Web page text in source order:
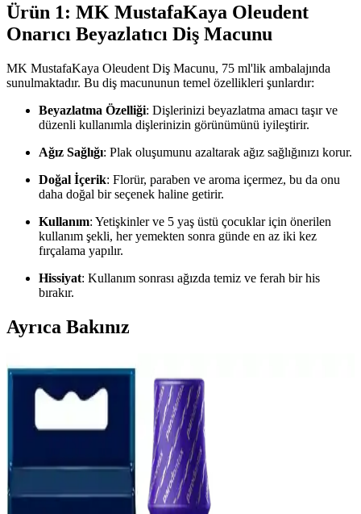
Ürün 1: MK MustafaKaya Oleudent
Onarıcı Beyazlatıcı Diş Macunu
MK MustafaKaya Oleudent Diş Macunu, 75 ml'lik ambalajında
sunulmaktadır. Bu diş macununun temel özellikleri şunlardır:
Beyazlatma Özelliği: Dişlerinizi beyazlatma amacı taşır ve
düzenli kullanımla dişlerinizin görünümünü iyileştirir.
Ağız Sağlığı: Plak oluşumunu azaltarak ağız sağlığınızı korur.
Doğal İçerik: Florür, paraben ve aroma içermez, bu da onu
daha doğal bir seçenek haline getirir.
Kullanım: Yetişkinler ve 5 yaş üstü çocuklar için önerilen
kullanım şekli, her yemekten sonra günde en az iki kez
fırçalama yapılır.
Hissiyat: Kullanım sonrası ağızda temiz ve ferah bir his
bırakır.
Ayrıca Bakınız
Ağız Bakım Suyunun Ferahlatıcı ve Temizlik
Sağlayıcı Özellikleri Analizi
Ağız bakım suyu, ferahlatıcı ve antiseptik özellikleriyle ağız
hijyenini destekler, bakterileri kontrol altına alır ve tazelik sağlar,
düzenli kullanım diş ve diş eti sağlığını korur.
Doğal Ağız Bakım Macunları: Bitkisel İçeriklerle
Sağlıklı Diş ve Diş Eti Bakımı